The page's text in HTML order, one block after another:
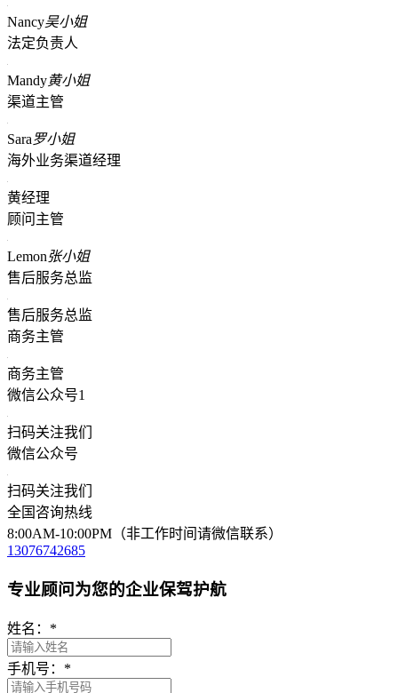
Nancy吴小姐
法定负责人
Mandy黄小姐
渠道主管
Sara罗小姐
海外业务渠道经理
黄经理
顾问主管
Lemon张小姐
售后服务总监
售后服务总监
商务主管
商务主管
微信公众号1
扫码关注我们
微信公众号
扫码关注我们
全国咨询热线
8:00AM-10:00PM（非工作时间请微信联系）
13076742685
专业顾问为您的企业保驾护航
姓名： *
手机号： *